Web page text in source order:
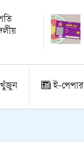
খুঁজুন ই-পেপার